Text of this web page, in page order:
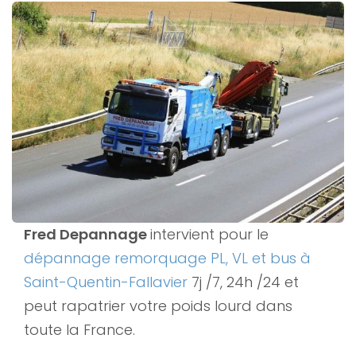
Fred Depannageintervient pour le
dépannage remorquage PL, VL et bus à
Saint-Quentin-Fallavier 7j /7, 24h /24 et
peut rapatrier votre poids lourd dans
toute la France.